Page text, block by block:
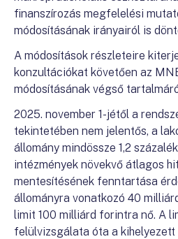
finanszírozás megfelelési
módosításának irányairól is
A módosítások részleteire
konzultációkat követően az
módosításának végső
2025. november 1-jétől a
tekintetében nem jelentős, a
állomány mindössze 1,2
intézmények növekvő átlagos
mentesítésének fenntartása
állományra vonatkozó 40
limit 100 milliárd forintra nő. A
felülvizsgálata óta a